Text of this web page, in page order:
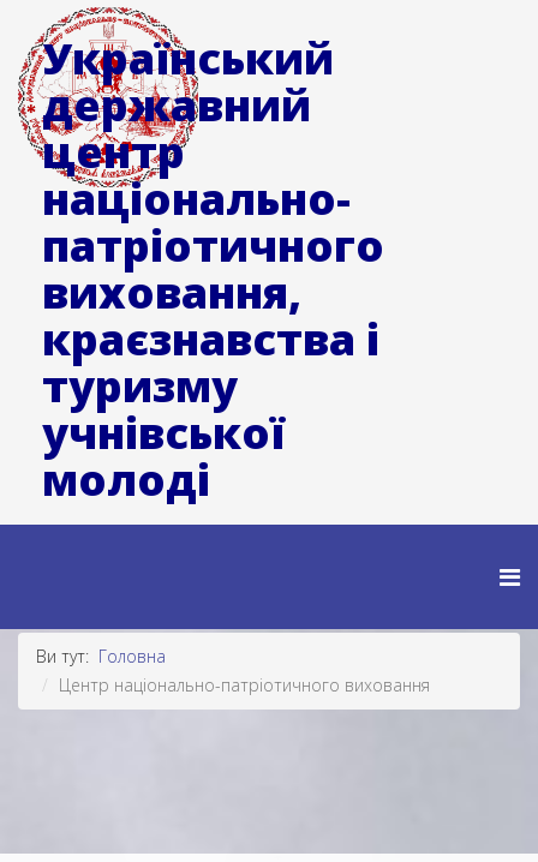
Український
державний
центр
національно-
патріотичного
виховання,
краєзнавства і
туризму
учнівської
молоді
Ви тут: Головна
Центр національно-патріотичного виховання